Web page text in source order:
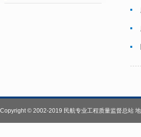
Copyright © 2002-2019 民航专业工程质量监督总站